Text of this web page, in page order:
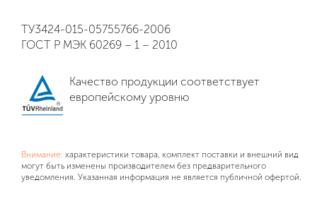
ТУ3424-015-05755766-2006
ГОСТ Р МЭК 60269 – 1 – 2010
Качество продукции соответствует
европейскому уровню
Внимание: характеристики товара, комплект поставки и внешний вид
могут быть изменены производителем без предварительного
уведомления. Указанная информация не является публичной офертой.